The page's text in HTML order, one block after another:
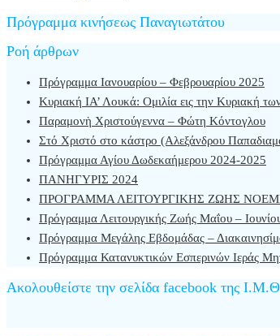
Πρόγραμμα κινήσεως Παναγιωτάτου
Ροή άρθρων
Πρόγραμμα Ιανουαρίου – Φεβρουαρίου 2025
Κυριακή ΙΑ’ Λουκά: Ομιλία εις την Κυριακή
Παραμονὴ Χριστούγεννα – Φώτη Κόντογλου
Στό Χριστό στο κάστρο (Αλεξάνδρου
Πρόγραμμα Αγίου Δωδεκαήμερου 2024-2025
ΠΑΝΗΓΥΡΙΣ 2024
ΠΡΟΓΡΑΜΜΑ ΛΕΙΤΟΥΡΓΙΚΗΣ ΖΩΗΣ
Πρόγραμμα Λειτουργικής Ζωής Μαΐου –
Πρόγραμμα Μεγάλης Εβδομάδας –
Πρόγραμμα Κατανυκτικών Εσπερινών Ιεράς
Ακολουθείστε την σελίδα facebook της